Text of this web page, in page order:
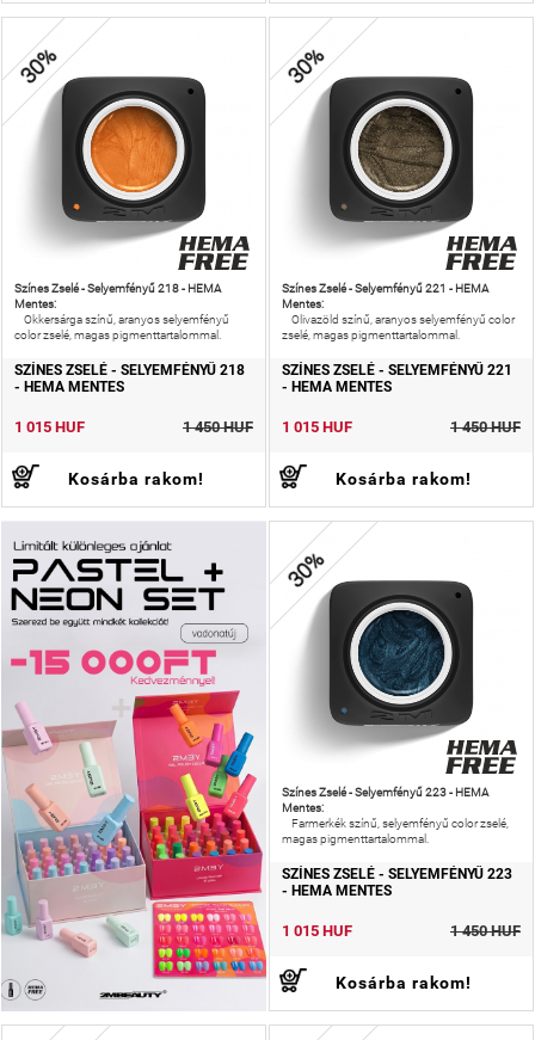
30%
Színes Zselé - Selyemfényű 218 - HEMA
Mentes:
Okkersárga színű, aranyos selyemfényű
color zselé, magas pigmenttartalommal.
SZÍNES ZSELÉ - SELYEMFÉNYŰ 218
- HEMA MENTES
1 015 HUF 1 450 HUF
Kosárba rakom!
30%
Színes Zselé - Selyemfényű 221 - HEMA
Mentes:
Olivazöld színű, aranyos selyemfényű color
zselé, magas pigmenttartalommal.
SZÍNES ZSELÉ - SELYEMFÉNYŰ 221
- HEMA MENTES
1 015 HUF 1 450 HUF
Kosárba rakom!
30%
Színes Zselé - Selyemfényű 223 - HEMA
Mentes:
Farmerkék színű, selyemfényű color zselé,
magas pigmenttartalommal.
SZÍNES ZSELÉ - SELYEMFÉNYŰ 223
- HEMA MENTES
1 015 HUF 1 450 HUF
Kosárba rakom!